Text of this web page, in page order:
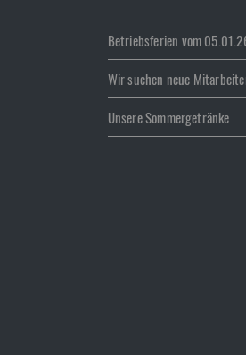
Betriebsferien vom
Wir suchen neue
Unsere Sommergetränke